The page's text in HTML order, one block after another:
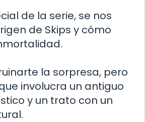
de la serie, se nos
de Skips y cómo
la sorpresa, pero
involucra un antiguo
y un trato con un